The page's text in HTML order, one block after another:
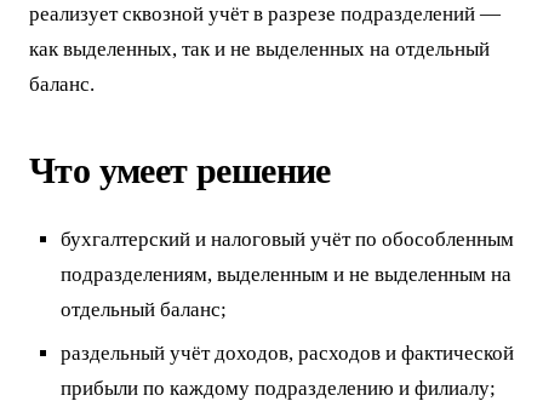
реализует сквозной учёт в разрезе подразделений —
как выделенных, так и не выделенных на отдельный
баланс.
Что умеет решение
бухгалтерский и налоговый учёт по обособленным
подразделениям, выделенным и не выделенным на
отдельный баланс;
раздельный учёт доходов, расходов и фактической
прибыли по каждому подразделению и филиалу;